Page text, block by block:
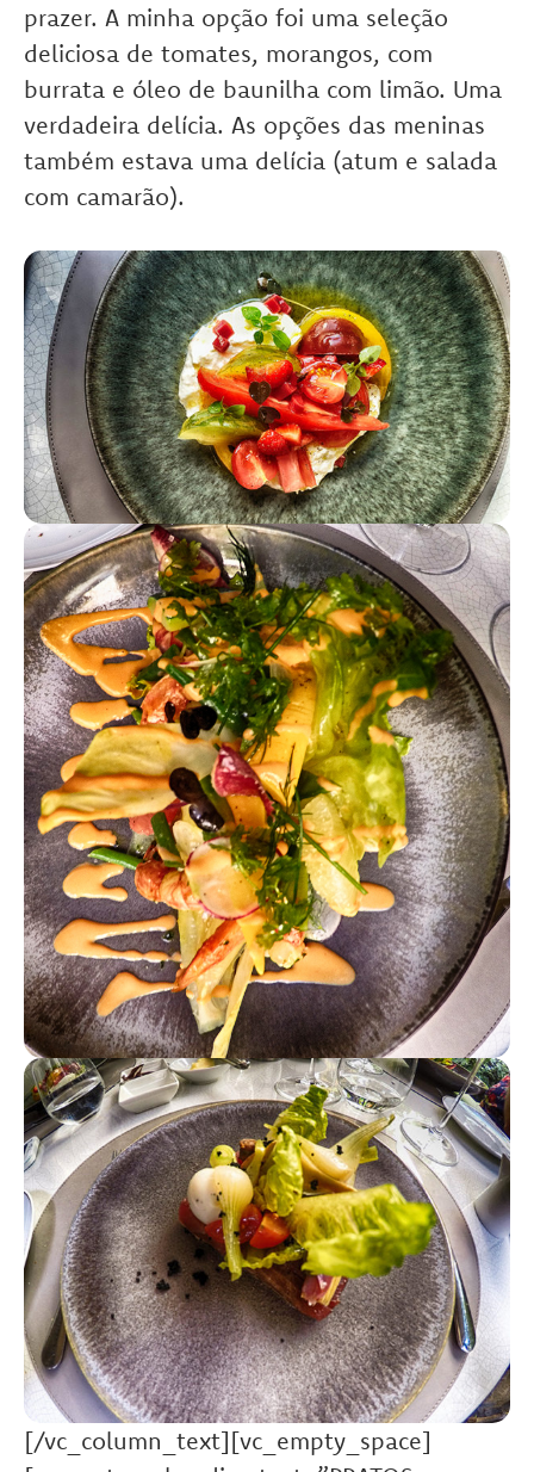
prazer. A minha opção foi uma seleção
deliciosa de tomates, morangos, com
burrata e óleo de baunilha com limão. Uma
verdadeira delícia. As opções das meninas
também estava uma delícia (atum e salada
com camarão).
[/vc_column_text][vc_empty_space]